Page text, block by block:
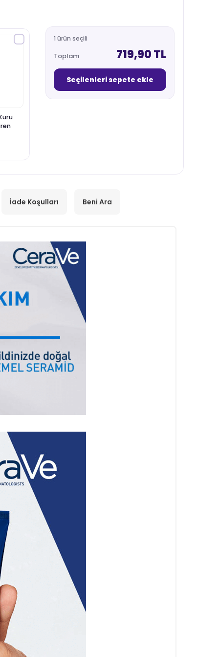
1 ürün seçili
Toplam 719,90 TL
Seçilenleri sepete ekle
İade Koşulları Beni Ara